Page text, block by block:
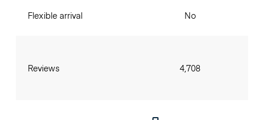
Flexible arrival
Reviews
No
4,708